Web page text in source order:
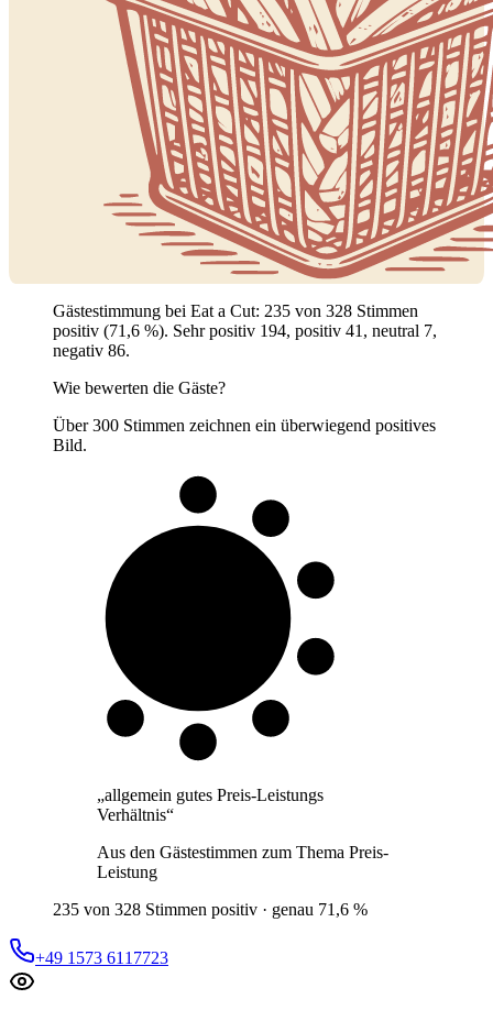
Gästestimmung bei Eat a Cut: 235 von 328 Stimmen
positiv (71,6 %). Sehr positiv 194, positiv 41, neutral 7,
negativ 86.
Wie bewerten die Gäste?
Über 300 Stimmen zeichnen ein überwiegend positives
Bild.
„allgemein gutes Preis-Leistungs
Verhältnis“
Aus den Gästestimmen zum Thema Preis-
Leistung
235 von 328 Stimmen positiv · genau 71,6 %
+49 1573 6117723